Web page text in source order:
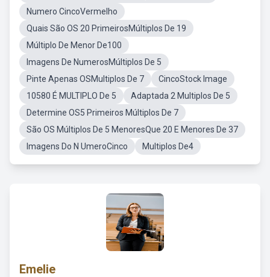
Numero CincoVermelho
Quais São OS 20 PrimeirosMúltiplos De 19
Múltiplo De Menor De100
Imagens De NumerosMúltiplos De 5
Pinte Apenas OSMultiplos De 7
CincoStock Image
10580 É MULTIPLO De 5
Adaptada 2 Multiplos De 5
Determine OS5 Primeiros Múltiplos De 7
São OS Múltiplos De 5 MenoresQue 20 E Menores De 37
Imagens Do N UmeroCinco
Multiplos De4
Emelie